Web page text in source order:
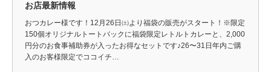
お店最新情報
おつカレー様です！12月26日㈯より福袋の販売がスタート！※限定
150個オリジナルトートバックに福袋限定レトルトカレーと、2,000
円分のお食事補助券が入ったお得なセットです♪26〜31日年内ご購
入のお客様限定でココイチ…